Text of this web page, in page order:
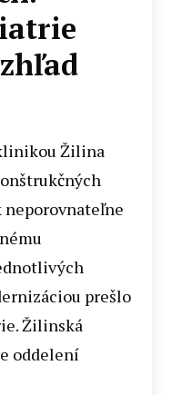
Žilina
neporovnateľne
prešlo
Žilinská
oddelení